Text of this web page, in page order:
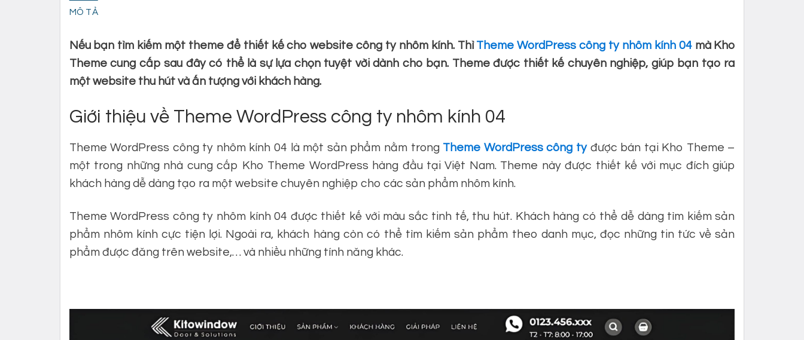
MÔ TẢ
Nếu bạn tìm kiếm một theme để thiết kế cho website công ty nhôm kính. Thì Theme WordPress công ty nhôm kính 04mà Kho
Theme cung cấp sau đây có thể là sự lựa chọn tuyệt vời dành cho bạn. Theme được thiết kế chuyên nghiệp, giúp bạn tạo ra
một website thu hút và ấn tượng với khách hàng.
Giới thiệu về Theme WordPress công ty nhôm kính 04
Theme WordPress công ty nhôm kính 04 là một sản phẩm nằm trong Theme WordPress công tyđược bán tại Kho Theme –
một trong những nhà cung cấp Kho Theme WordPress hàng đầu tại Việt Nam. Theme này được thiết kế với mục đích giúp
khách hàng dễ dàng tạo ra một website chuyên nghiệp cho các sản phẩm nhôm kính.
Theme WordPress công ty nhôm kính 04 được thiết kế với màu sắc tinh tế, thu hút. Khách hàng có thể dễ dàng tìm kiếm sản
phẩm nhôm kính cực tiện lợi. Ngoài ra, khách hàng còn có thể tìm kiếm sản phẩm theo danh mục, đọc những tin tức về sản
phẩm được đăng trên website,… và nhiều những tính năng khác.